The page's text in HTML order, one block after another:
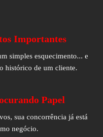
Importantes
simples esquecimento... e
histórico de um cliente.
Papel
sua concorrência já está
negócio.